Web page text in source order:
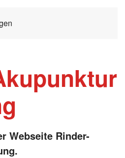
Webseite Rinder-